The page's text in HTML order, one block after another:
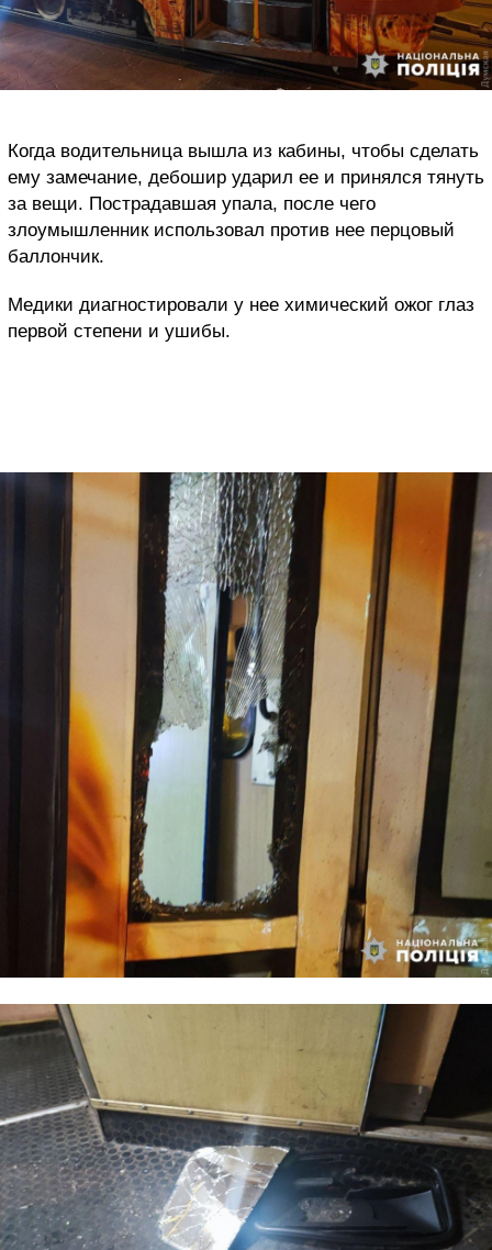
Когда водительница вышла из кабины, чтобы сделать
ему замечание, дебошир ударил ее и принялся тянуть
за вещи. Пострадавшая упала, после чего
злоумышленник использовал против нее перцовый
баллончик.
Медики диагностировали у нее химический ожог глаз
первой степени и ушибы.